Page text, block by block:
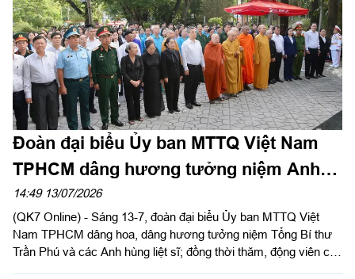
Đoàn đại biểu Ủy ban MTTQ Việt Nam
TPHCM dâng hương tưởng niệm Anh
hùng liệt sĩ
14:49 13/07/2026
(QK7 Online) - Sáng 13-7, đoàn đại biểu Ủy ban MTTQ Việt
Nam TPHCM dâng hoa, dâng hương tưởng niệm Tổng Bí thư
Trần Phú và các Anh hùng liệt sĩ; đồng thời thăm, động viên các